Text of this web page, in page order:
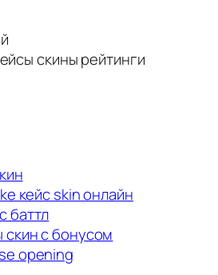
скины рейтинги
кейс skin онлайн
баттл
скин с бонусом
opening